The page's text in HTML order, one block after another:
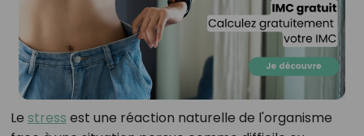
Le stress est une réaction naturelle de l'organisme